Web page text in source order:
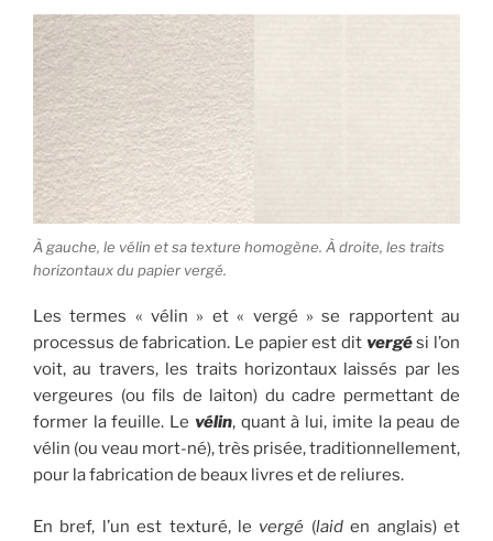
À gauche, le vélin et sa texture homogène. À droite, les traits
horizontaux du papier vergé.
Les termes « vélin » et « vergé » se rapportent au
processus de fabrication. Le papier est dit vergési l’on
voit, au travers, les traits horizontaux laissés par les
vergeures (ou fils de laiton) du cadre permettant de
former la feuille. Le vélin, quant à lui, imite la peau de
vélin (ou veau mort-né), très prisée, traditionnellement,
pour la fabrication de beaux livres et de reliures.
En bref, l’un est texturé, le vergé (laiden anglais) et